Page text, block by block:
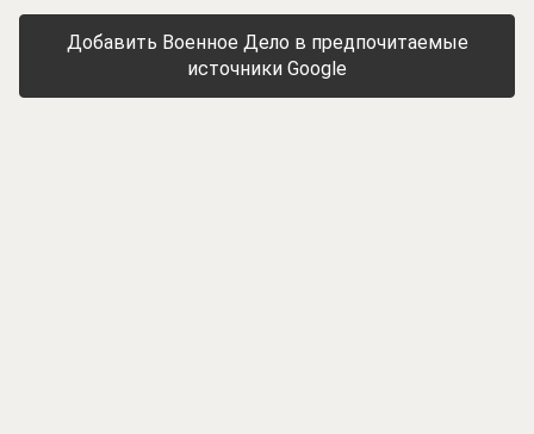
Добавить Военное Дело в предпочитаемые
источники Google